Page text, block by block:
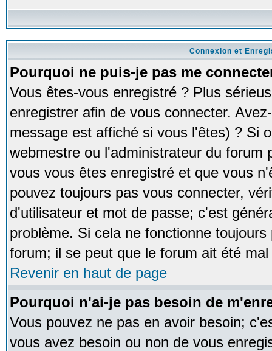
Connexion et
Pourquoi ne puis-je pas me
Vous êtes-vous enregistré ? Plus
enregistrer afin de vous connecter.
message est affiché si vous l'êtes) ? Si
webmestre ou l'administrateur du forum
vous vous êtes enregistré et que vous
pouvez toujours pas vous connecter,
d'utilisateur et mot de passe; c'est
problème. Si cela ne fonctionne
forum; il se peut que le forum ait été
Revenir en haut de page
Pourquoi n'ai-je pas besoin de
Vous pouvez ne pas en avoir besoin;
vous avez besoin ou non de vous